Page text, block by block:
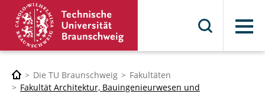
Menü
Die TU Braunschweig
Fakultäten
Fakultät Architektur, Bauingenieurwesen und